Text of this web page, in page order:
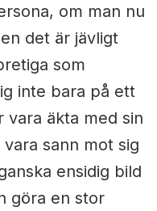
om man nu
det är jävligt
som
inte bara på ett
vara äkta med sin
sann mot sig
ensidig bild
göra en stor